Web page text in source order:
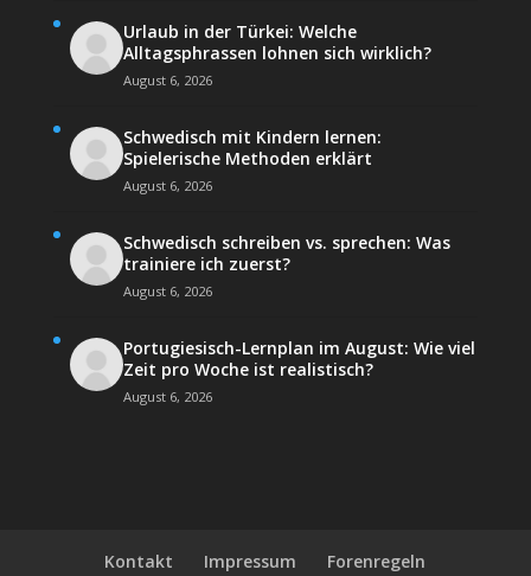
Urlaub in der Türkei: Welche
Alltagsphrassen lohnen sich wirklich?
August 6, 2026
Schwedisch mit Kindern lernen:
Spielerische Methoden erklärt
August 6, 2026
Schwedisch schreiben vs. sprechen: Was
trainiere ich zuerst?
August 6, 2026
Portugiesisch-Lernplan im August: Wie viel
Zeit pro Woche ist realistisch?
August 6, 2026
Kontakt Impressum Forenregeln